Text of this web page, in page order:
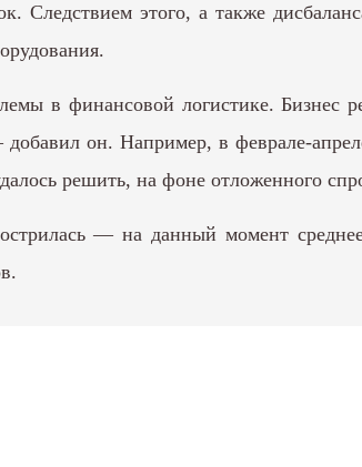
Следствием этого, а также
в финансовой логистике. Бизнес
он. Например, в феврале-
решить, на фоне отложенного
— на данный момент